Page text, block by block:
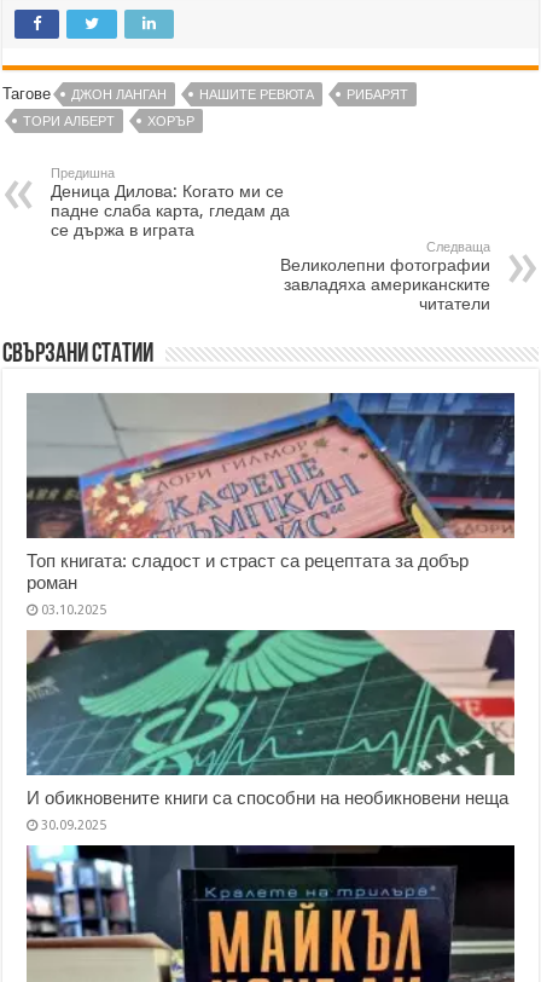
Тагове ДЖОН ЛАНГАН НАШИТЕ РЕВЮТА
РИБАРЯТ
ТОРИ АЛБЕРТ
ХОРЪР
Предишна
Деница Дилова: Когато ми се
падне слаба карта, гледам да
се държа в играта
Следваща
Великолепни фотографии
завладяха американските
читатели
Свързани статии
Топ книгата: сладост и страст са рецептата за добър
роман
03.10.2025
И обикновените книги са способни на необикновени неща
30.09.2025